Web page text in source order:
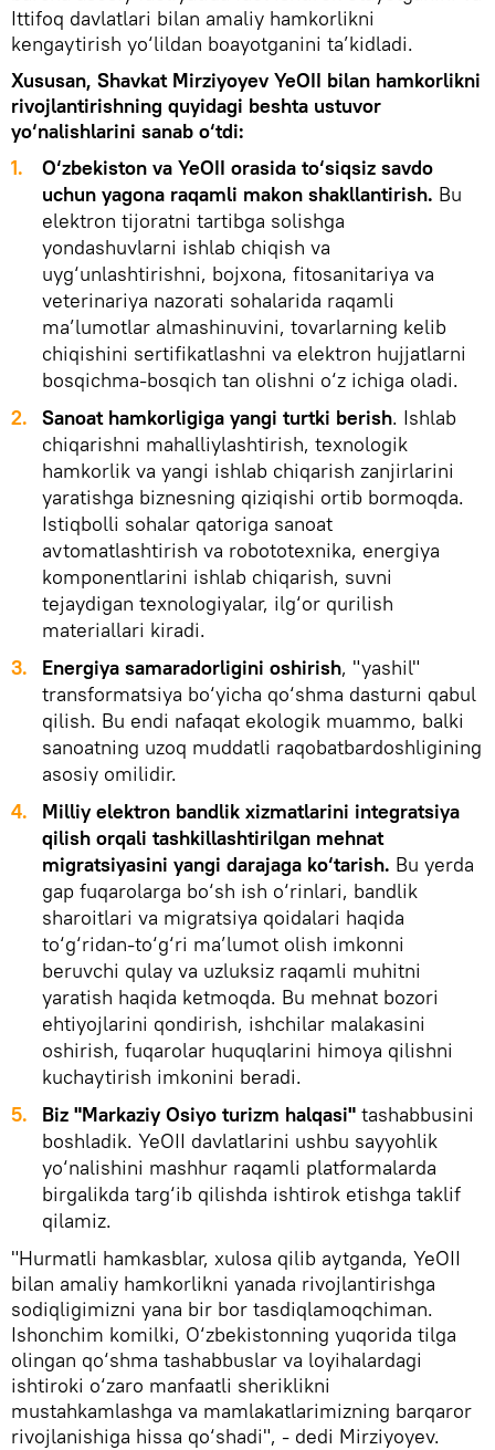
Ittifoq davlatlari bilan amaliy hamkorlikni
kengaytirish yo‘lildan boayotganini ta’kidladi.
Xususan, Shavkat Mirziyoyev YeOII bilan hamkorlikni
rivojlantirishning quyidagi beshta ustuvor
yo‘nalishlarini sanab o‘tdi:
1.
O‘zbekiston va YeOII orasida to‘siqsiz savdo
uchun yagona raqamli makon shakllantirish. Bu
elektron tijoratni tartibga solishga
yondashuvlarni ishlab chiqish va
uyg‘unlashtirishni, bojxona, fitosanitariya va
veterinariya nazorati sohalarida raqamli
ma’lumotlar almashinuvini, tovarlarning kelib
chiqishini sertifikatlashni va elektron hujjatlarni
bosqichma-bosqich tan olishni o‘z ichiga oladi.
2.
Sanoat hamkorligiga yangi turtki berish. Ishlab
chiqarishni mahalliylashtirish, texnologik
hamkorlik va yangi ishlab chiqarish zanjirlarini
yaratishga biznesning qiziqishi ortib bormoqda.
Istiqbolli sohalar qatoriga sanoat
avtomatlashtirish va robototexnika, energiya
komponentlarini ishlab chiqarish, suvni
tejaydigan texnologiyalar, ilg‘or qurilish
materiallari kiradi.
3.
Energiya samaradorligini oshirish, "yashil"
transformatsiya bo‘yicha qo‘shma dasturni qabul
qilish. Bu endi nafaqat ekologik muammo, balki
sanoatning uzoq muddatli raqobatbardoshligining
asosiy omilidir.
4.
Milliy elektron bandlik xizmatlarini integratsiya
qilish orqali tashkillashtirilgan mehnat
migratsiyasini yangi darajaga ko‘tarish. Bu yerda
gap fuqarolarga bo‘sh ish o‘rinlari, bandlik
sharoitlari va migratsiya qoidalari haqida
to‘g‘ridan-to‘g‘ri ma’lumot olish imkonni
beruvchi qulay va uzluksiz raqamli muhitni
yaratish haqida ketmoqda. Bu mehnat bozori
ehtiyojlarini qondirish, ishchilar malakasini
oshirish, fuqarolar huquqlarini himoya qilishni
kuchaytirish imkonini beradi.
5.
Biz "Markaziy Osiyo turizm halqasi" tashabbusini
boshladik. YeOII davlatlarini ushbu sayyohlik
yo‘nalishini mashhur raqamli platformalarda
birgalikda targ‘ib qilishda ishtirok etishga taklif
qilamiz.
"Hurmatli hamkasblar, xulosa qilib aytganda, YeOII
bilan amaliy hamkorlikni yanada rivojlantirishga
sodiqligimizni yana bir bor tasdiqlamoqchiman.
Ishonchim komilki, O‘zbekistonning yuqorida tilga
olingan qo‘shma tashabbuslar va loyihalardagi
ishtiroki o‘zaro manfaatli sheriklikni
mustahkamlashga va mamlakatlarimizning barqaror
rivojlanishiga hissa qo‘shadi", - dedi Mirziyoyev.